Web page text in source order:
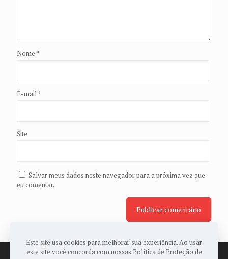
Nome *
E-mail*
Site
Salvar meus dados neste navegador para a próxima vez que
eu comentar.
Este site usa cookies para melhorar sua experiência. Ao usar
este site você concorda com nossas Política de Proteção de